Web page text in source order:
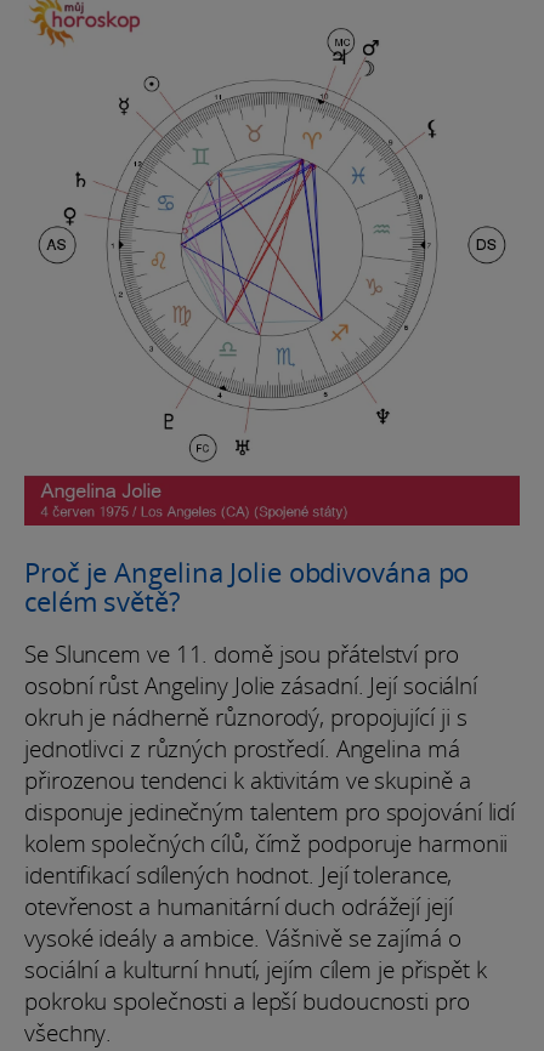
Proč je Angelina Jolie obdivována po
celém světě?
Se Sluncem ve 11. domě jsou přátelství pro
osobní růst Angeliny Jolie zásadní. Její sociální
okruh je nádherně různorodý, propojující ji s
jednotlivci z různých prostředí. Angelina má
přirozenou tendenci k aktivitám ve skupině a
disponuje jedinečným talentem pro spojování lidí
kolem společných cílů, čímž podporuje harmonii
identifikací sdílených hodnot. Její tolerance,
otevřenost a humanitární duch odrážejí její
vysoké ideály a ambice. Vášnivě se zajímá o
sociální a kulturní hnutí, jejím cílem je přispět k
pokroku společnosti a lepší budoucnosti pro
všechny.